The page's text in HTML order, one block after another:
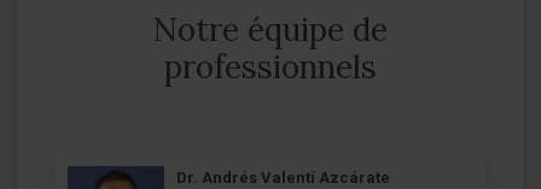
Notre équipe de
professionnels
Dr. Andrés Valentí Azcárate